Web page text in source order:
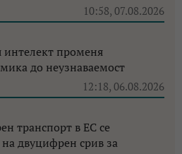
10:58, 07.08.2026
интелект променя
до неузнаваемост
12:18, 06.08.2026
транспорт в ЕС се
двуцифрен срив за